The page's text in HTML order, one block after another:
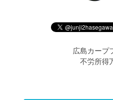
広島カープ
不労所得